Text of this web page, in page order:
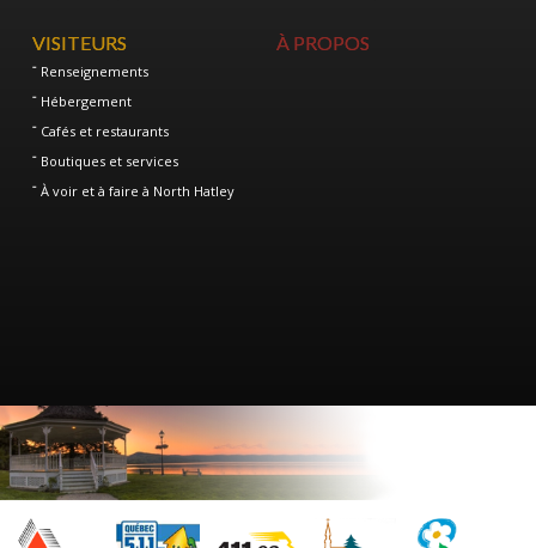
VISITEURS
Renseignements
Hébergement
Cafés et restaurants
Boutiques et services
À voir et à faire à North Hatley
À PROPOS